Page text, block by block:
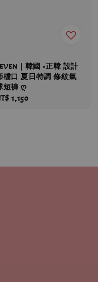
｜韓國 •正韓 設計
檔口 夏日特調 條紋氣
短褲 ღ
1,150